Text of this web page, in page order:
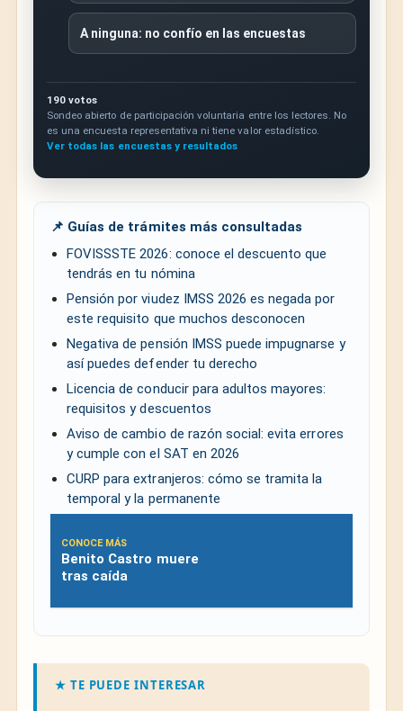
A ninguna: no confío en las encuestas
190 votos
Sondeo abierto de participación voluntaria entre los lectores. No
es una encuesta representativa ni tiene valor estadístico.
Ver todas las encuestas y resultados
📌 Guías de trámites más consultadas
FOVISSSTE 2026: conoce el descuento que
tendrás en tu nómina
Pensión por viudez IMSS 2026 es negada por
este requisito que muchos desconocen
Negativa de pensión IMSS puede impugnarse y
así puedes defender tu derecho
Licencia de conducir para adultos mayores:
requisitos y descuentos
Aviso de cambio de razón social: evita errores
y cumple con el SAT en 2026
CURP para extranjeros: cómo se tramita la
temporal y la permanente
CONOCE MÁS
Benito Castro muere
tras caída
★ TE PUEDE INTERESAR